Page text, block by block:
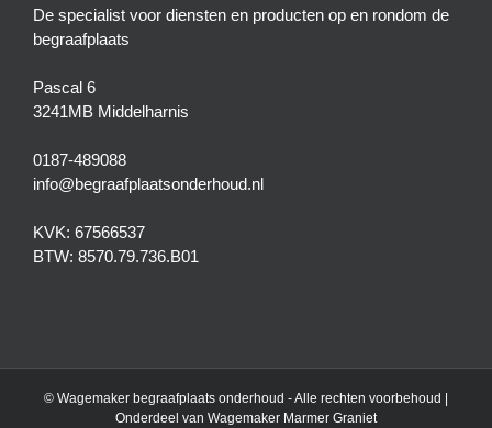
De specialist voor diensten en producten op en rondom de
begraafplaats
Pascal 6
3241MB Middelharnis
0187-489088
info@begraafplaatsonderhoud.nl
KVK: 67566537
BTW: 8570.79.736.B01
© Wagemaker begraafplaats onderhoud - Alle rechten voorbehoud |
Onderdeel van Wagemaker Marmer Graniet